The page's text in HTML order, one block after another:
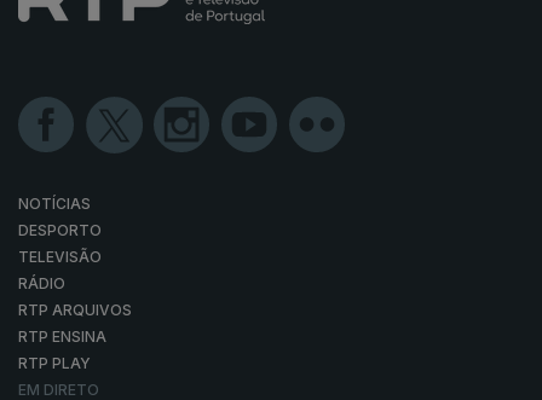
NOTÍCIAS
DESPORTO
TELEVISÃO
RÁDIO
RTP ARQUIVOS
RTP ENSINA
RTP PLAY
EM DIRETO